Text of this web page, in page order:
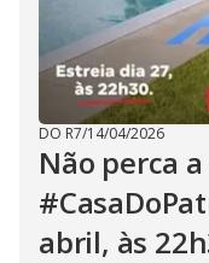
DO R7/14/04/2026
Não perca
abril, às